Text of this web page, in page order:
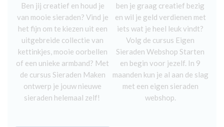
Ben jij creatief en houd je
van mooie sieraden? Vind je
het fijn om te kiezen uit een
uitgebreide collectie van
kettinkjes, mooie oorbellen
of een unieke armband? Met
de cursus Sieraden Maken
ontwerp je jouw nieuwe
sieraden helemaal zelf!
ben je graag creatief bezig
en wil je geld verdienen met
iets wat je heel leuk vindt?
Volg de cursus Eigen
Sieraden Webshop Starten
en begin voor jezelf. In 9
maanden kun je al aan de slag
met een eigen sieraden
webshop.